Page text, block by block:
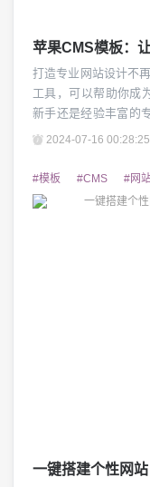
苹果CMS模板：
打造专业网站设计不再难！ 苹果CMS模板是一个强大
工具，可以帮助你成
新手还是经验丰富的
的功能和强大的定制
类型网站的需求。无
电子商务平台，苹果
2024-07-16 00:28:25
#模板 #CMS #网
一键搭建个性网